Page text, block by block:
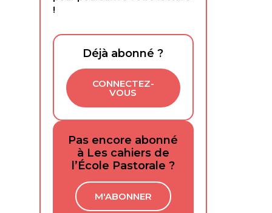
!
Déjà abonné ?
CONNECTEZ-
VOUS
Pas encore abonné
à Les cahiers de
l’École Pastorale ?
M'ABONNER